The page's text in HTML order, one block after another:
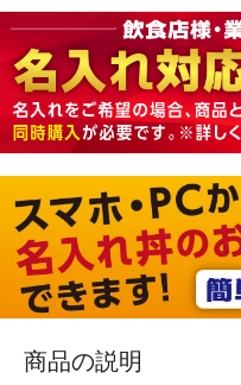
商品の説明